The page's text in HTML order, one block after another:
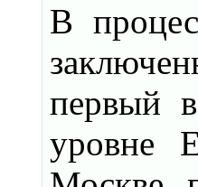
В
первый
уровне